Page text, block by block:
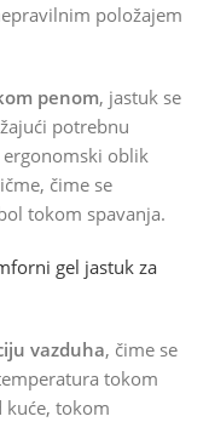
položajem
penom, jastuk se
potrebnu
oblik
čime se
tokom spavanja.
gel jastuk za
vazduha, čime se
tokom
kuće, tokom